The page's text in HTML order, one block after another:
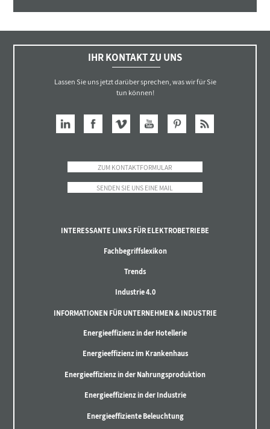
IHR KONTAKT ZU UNS
Lassen Sie uns jetzt darüber sprechen, was wir für Sie
tun können!
ZUM KONTAKTFORMULAR
SENDEN SIE UNS EINE MAIL
INTERESSANTE LINKS FÜR ELEKTROBETRIEBE
Fachbegriffslexikon
Trends
Industrie 4.0
INFORMATIONEN FÜR UNTERNEHMEN & INDUSTRIE
Energieeffizienz in der Hotellerie
Energieeffizienz im Krankenhaus
Energieeffizienz in der Nahrungsproduktion
Energieeffizienz in der Industrie
Energieeffiziente Beleuchtung